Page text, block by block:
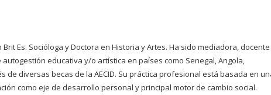
Es. Socióloga y Doctora en Historia y Artes. Ha sido mediadora, docente
educativa y/o artística en países como Senegal, Angola,
de diversas becas de la AECID. Su práctica profesional está basada en
como eje de desarrollo personal y principal motor de cambio social.